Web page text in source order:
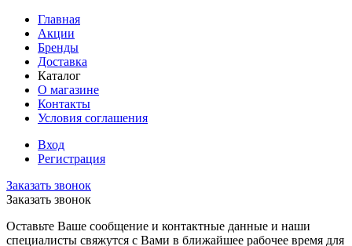
Главная
Акции
Бренды
Доставка
Каталог
О магазине
Контакты
Условия соглашения
Вход
Регистрация
Заказать звонок
Заказать звонок
Оставьте Ваше сообщение и контактные данные и наши
специалисты свяжутся с Вами в ближайшее рабочее время для